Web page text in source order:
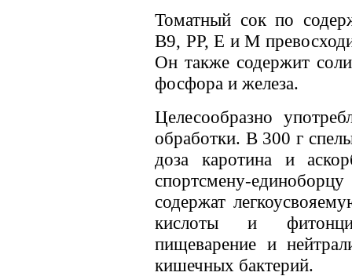
Томатный сок по
В9, РР, Е и М
Он также содержит
фосфора и железа.
Целесообразно
обработки. В 300 г
доза каротина и
спортсмену-
содержат
кислоты и
пищеварение и
кишечных бактерий.